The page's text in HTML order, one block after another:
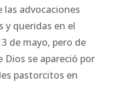
las advocaciones
y queridas en el
de mayo, pero de
Dios se apareció por
pastorcitos en